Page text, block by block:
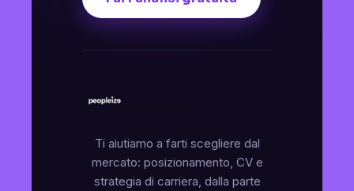
Ti aiutiamo a farti scegliere dal
mercato: posizionamento, CV e
strategia di carriera, dalla parte